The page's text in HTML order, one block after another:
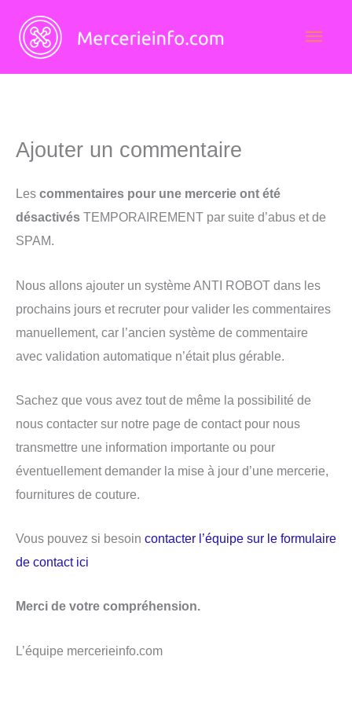
contenu
Ajouter un commentaire
Les commentaires pour une mercerie ont été
désactivés TEMPORAIREMENT par suite d’abus et de
SPAM.
Nous allons ajouter un système ANTI ROBOT dans les
prochains jours et recruter pour valider les commentaires
manuellement, car l’ancien système de commentaire
avec validation automatique n’était plus gérable.
Sachez que vous avez tout de même la possibilité de
nous contacter sur notre page de contact pour nous
transmettre une information importante ou pour
éventuellement demander la mise à jour d’une mercerie,
fournitures de couture.
Vous pouvez si besoin contacter l’équipe sur le formulaire
de contact ici
Merci de votre compréhension.
L’équipe mercerieinfo.com